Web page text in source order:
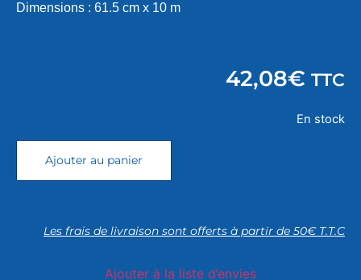
Dimensions : 61.5 cm x 10 m
42,08€ TTC
En stock
Ajouter au panier
Les frais de livraison sont offerts à partir de 50€ T.T.C
Ajouter à la liste d’envies